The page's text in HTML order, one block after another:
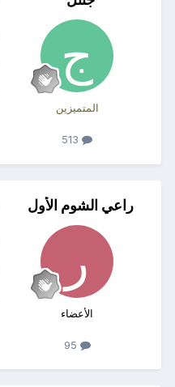
المتميزين
راعي الشوم الأول
الأعضاء